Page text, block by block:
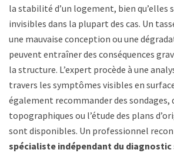
la stabilité d’un logement, bien
invisibles dans la plupart des cas. Un
une mauvaise conception ou une
peuvent entraîner des conséquences
la structure. L’expert procède à une
travers les symptômes visibles en
également recommander des sondages,
topographiques ou l’étude des plans
sont disponibles. Un professionnel
spécialiste indépendant du diagnostic